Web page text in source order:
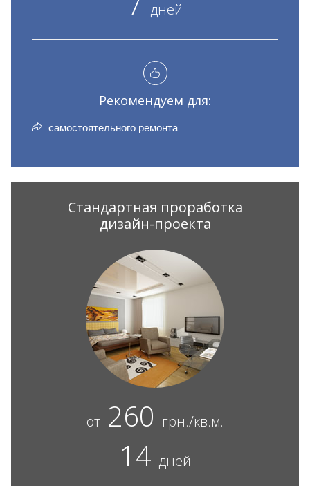
дней
Рекомендуем для:
самостоятельного ремонта
Стандартная проработка
дизайн-проекта
от 260 грн./кв.м.
14 дней